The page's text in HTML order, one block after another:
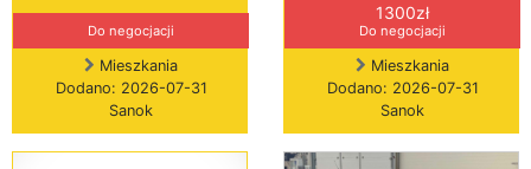
Do negocjacji
Mieszkania
Dodano: 2026-07-31
Sanok
1300zł
Do negocjacji
Mieszkania
Dodano: 2026-07-31
Sanok